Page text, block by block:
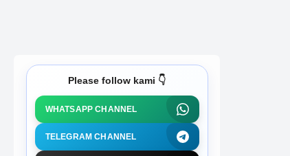
Please follow kami 👇
WHATSAPP CHANNEL
TELEGRAM CHANNEL